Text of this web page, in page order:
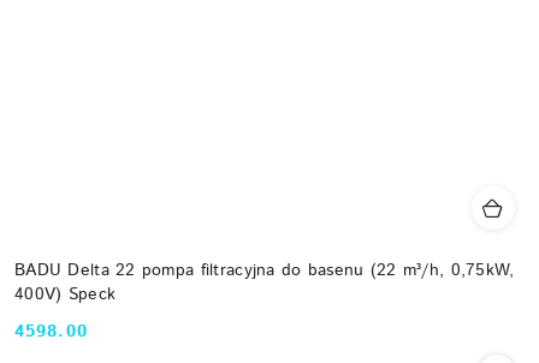
BADU Delta 22 pompa filtracyjna do basenu (22 m³/h, 0,75kW,
400V) Speck
Cena:
4598.00